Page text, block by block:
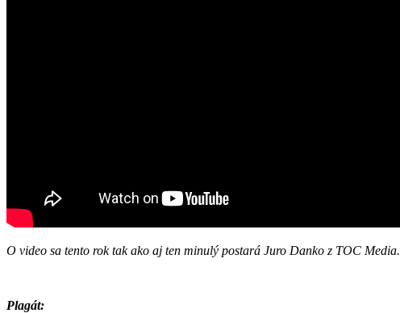
O video sa tento rok tak ako aj ten minulý postará Juro Danko z TOC Media.
Plagát: